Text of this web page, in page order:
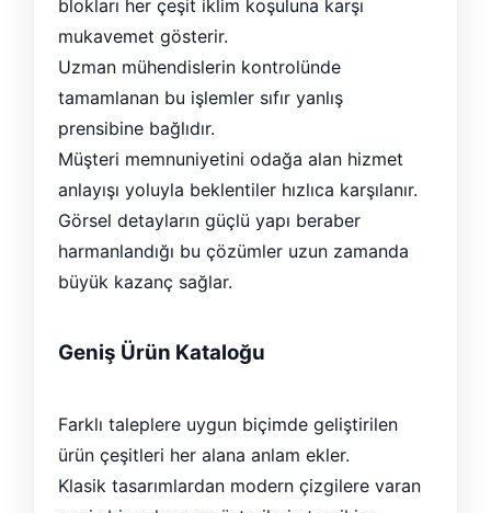
blokları her çeşit iklim koşuluna karşı
mukavemet gösterir.
Uzman mühendislerin kontrolünde
tamamlanan bu işlemler sıfır yanlış
prensibine bağlıdır.
Müşteri memnuniyetini odağa alan hizmet
anlayışı yoluyla beklentiler hızlıca karşılanır.
Görsel detayların güçlü yapı beraber
harmanlandığı bu çözümler uzun zamanda
büyük kazanç sağlar.
Geniş Ürün Kataloğu
Farklı taleplere uygun biçimde geliştirilen
ürün çeşitleri her alana anlam ekler.
Klasik tasarımlardan modern çizgilere varan